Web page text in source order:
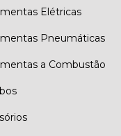
Elétricas
Pneumáticas
a Combustão